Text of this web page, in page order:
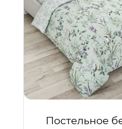
Постельное